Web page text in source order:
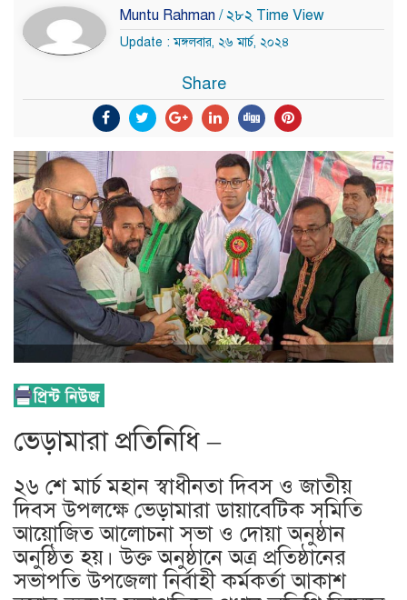
Muntu Rahman / ২৮২ Time View
Update : মঙ্গলবার, ২৬ মার্চ, ২০২৪
Share
ভেড়ামারা প্রতিনিধি –
২৬ শে মার্চ মহান স্বাধীনতা দিবস ও জাতীয়
দিবস উপলক্ষে ভেড়ামারা ডায়াবেটিক সমিতি
আয়োজিত আলোচনা সভা ও দোয়া অনুষ্ঠান
অনুষ্ঠিত হয়। উক্ত অনুষ্ঠানে অত্র প্রতিষ্ঠানের
সভাপতি উপজেলা নির্বাহী কর্মকর্তা আকাশ